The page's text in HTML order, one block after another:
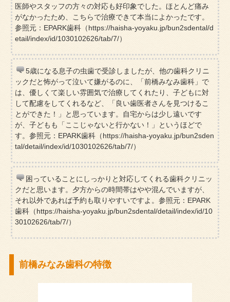
医師やスタッフの方々の対応も好印象でした。ほとんど痛み
がなかったため、こちらで治療できて本当によかったです。
参照元：EPARK歯科（https://haisha-yoyaku.jp/bun2sdental/d
etail/index/id/1030102626/tab/7/）
5歳になる息子の虫歯で受診しましたが、他の歯科クリニ
ックだと怖がって泣いて嫌がるのに、「前橋みなみ歯科」で
は、優しくて楽しい雰囲気で治療してくれたり、子どもに対
して配慮をしてくれるなど、「良い歯医者さんを見つけるこ
とができた！」と思っています。自宅からは少し遠いです
が、子どもも「ここじゃないと行かない！」というほどで
す。参照元：EPARK歯科（https://haisha-yoyaku.jp/bun2sden
tal/detail/index/id/1030102626/tab/7/）
困っていることにしっかりと対応してくれる歯科クリニッ
クだと思います。夕方からの時間帯はやや混んでいますが、
それ以外であれば予約も取りやすいですよ。参照元：EPARK
歯科（https://haisha-yoyaku.jp/bun2sdental/detail/index/id/10
30102626/tab/7/）
前橋みなみ歯科の特徴